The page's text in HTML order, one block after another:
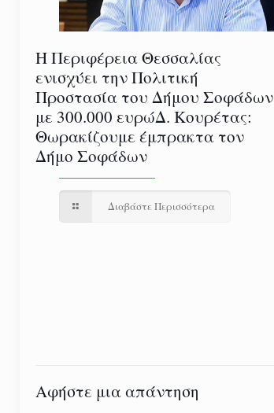
Η Περιφέρεια Θεσσαλίας
ενισχύει την Πολιτική
Προστασία του Δήμου Σοφάδων
με 300.000 ευρώΔ. Κουρέτας:
Θωρακίζουμε έμπρακτα τον
Δήμο Σοφάδων
Διαβάστε Περισσότερα
Αφήστε μια απάντηση